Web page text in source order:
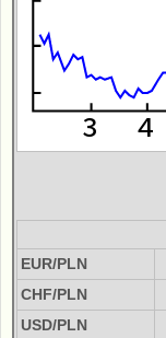
EUR/PLN
CHF/PLN
USD/PLN